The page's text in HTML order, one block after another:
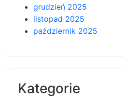
grudzień 2025
listopad 2025
październik 2025
Kategorie